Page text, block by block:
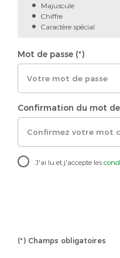
Majuscule
Chiffre
Caractère spécial
Mot de passe (*)
Confirmation du mot de
J'ai lu et j'accepte les
(*) Champs obligatoires